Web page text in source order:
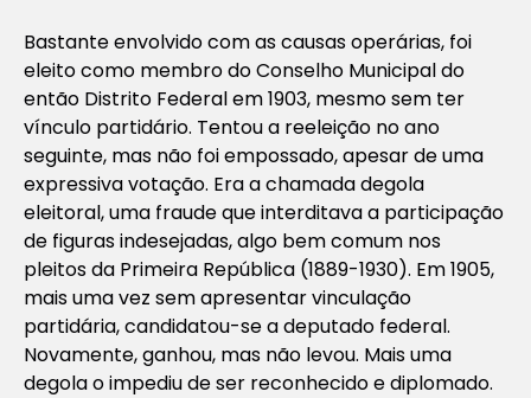
Bastante envolvido com as causas operárias, foi
eleito como membro do Conselho Municipal do
então Distrito Federal em 1903, mesmo sem ter
vínculo partidário. Tentou a reeleição no ano
seguinte, mas não foi empossado, apesar de uma
expressiva votação. Era a chamada degola
eleitoral, uma fraude que interditava a participação
de figuras indesejadas, algo bem comum nos
pleitos da Primeira República (1889-1930). Em 1905,
mais uma vez sem apresentar vinculação
partidária, candidatou-se a deputado federal.
Novamente, ganhou, mas não levou. Mais uma
degola o impediu de ser reconhecido e diplomado.